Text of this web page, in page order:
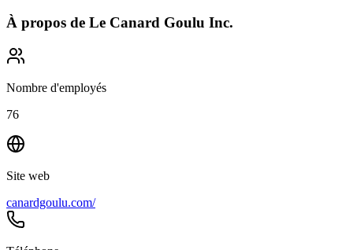
À propos de Le Canard Goulu Inc.
Nombre d'employés
76
Site web
canardgoulu.com/